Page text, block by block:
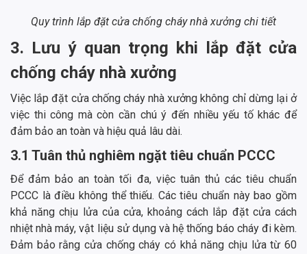
Quy trình lắp đặt cửa chống cháy nhà xưởng chi tiết
3. Lưu ý quan trọng khi lắp đặt cửa
chống cháy nhà xưởng
Việc lắp đặt cửa chống cháy nhà xưởng không chỉ dừng lại ở
việc thi công mà còn cần chú ý đến nhiều yếu tố khác để
đảm bảo an toàn và hiệu quả lâu dài.
3.1 Tuân thủ nghiêm ngặt tiêu chuẩn PCCC
Để đảm bảo an toàn tối đa, việc tuân thủ các tiêu chuẩn
PCCC là điều không thể thiếu. Các tiêu chuẩn này bao gồm
khả năng chịu lửa của cửa, khoảng cách lắp đặt cửa cách
nhiệt nhà máy, vật liệu sử dụng và hệ thống báo cháy đi kèm.
Đảm bảo rằng cửa chống cháy có khả năng chịu lửa từ 60